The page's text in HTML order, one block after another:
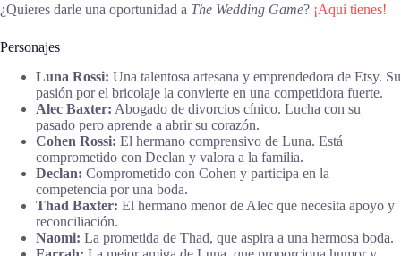
¿Quieres darle una oportunidad a The Wedding Game? ¡Aquí tienes!
Personajes
Luna Rossi: Una talentosa artesana y emprendedora de Etsy. Su
pasión por el bricolaje la convierte en una competidora fuerte.
Alec Baxter: Abogado de divorcios cínico. Lucha con su
pasado pero aprende a abrir su corazón.
Cohen Rossi: El hermano comprensivo de Luna. Está
comprometido con Declan y valora a la familia.
Declan: Comprometido con Cohen y participa en la
competencia por una boda.
Thad Baxter: El hermano menor de Alec que necesita apoyo y
reconciliación.
Naomi: La prometida de Thad, que aspira a una hermosa boda.